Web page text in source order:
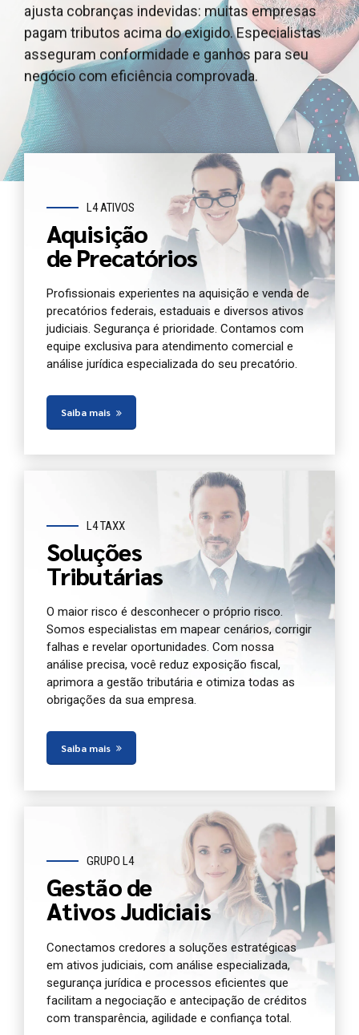
outros ativos judiciais, garantindo segurança
jurídica e agilidade. Oferecemos atendimento e
análise completa para você antecipar seu crédito
com segurança.
ajusta cobranças indevidas: muitas empresas
pagam tributos acima do exigido. Especialistas
asseguram conformidade e ganhos para seu
negócio com eficiência comprovada.
e outros ativos judiciais, garantindo segurança e
agilidade. Oferecemos atendimento dedicado e
análise jurídica completa do seu precatório
agora.
L4 ATIVOS
Aquisição
de Precatórios
Profissionais experientes na aquisição e venda de
precatórios federais, estaduais e diversos ativos
judiciais. Segurança é prioridade. Contamos com
equipe exclusiva para atendimento comercial e
análise jurídica especializada do seu precatório.
Saiba mais
L4 TAXX
Soluções
Tributárias
O maior risco é desconhecer o próprio risco.
Somos especialistas em mapear cenários, corrigir
falhas e revelar oportunidades. Com nossa
análise precisa, você reduz exposição fiscal,
aprimora a gestão tributária e otimiza todas as
obrigações da sua empresa.
Saiba mais
GRUPO L4
Gestão de
Ativos Judiciais
Conectamos credores a soluções estratégicas
em ativos judiciais, com análise especializada,
segurança jurídica e processos eficientes que
facilitam a negociação e antecipação de créditos
com transparência, agilidade e confiança total.